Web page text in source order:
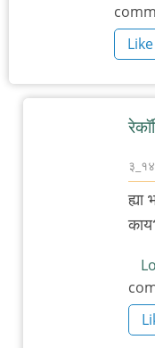
Like
३_१४
In
सभा
ह्या